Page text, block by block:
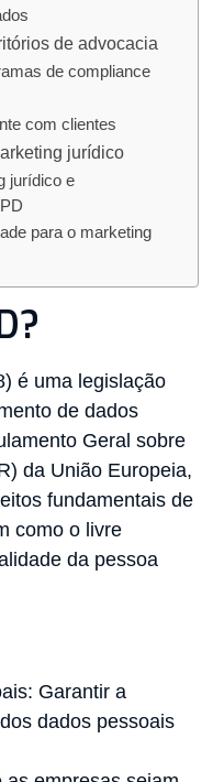
de advocacia
de compliance
com clientes
jurídico
jurídico e
para o marketing
é uma legislação
de dados
Geral sobre
da União Europeia,
fundamentais de
como o livre
da pessoa
Garantir a
dados pessoais